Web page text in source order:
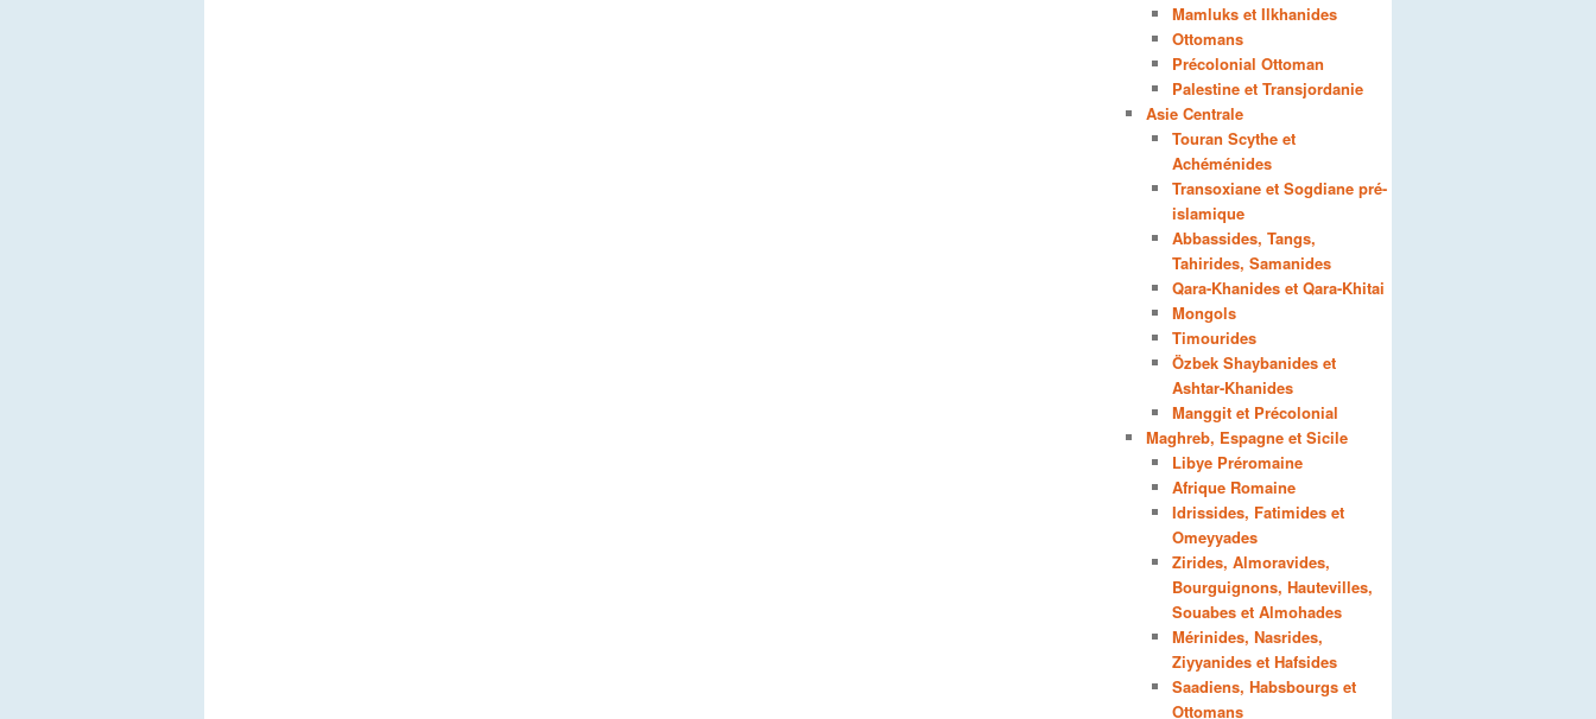
Mamluks et Ilkhanides
Ottomans
Précolonial Ottoman
Palestine et Transjordanie
Asie Centrale
Touran Scythe et
Achéménides
Transoxiane et Sogdiane pré-
islamique
Abbassides, Tangs,
Tahirides, Samanides
Qara-Khanides et Qara-Khitai
Mongols
Timourides
Özbek Shaybanides et
Ashtar-Khanides
Manggit et Précolonial
Maghreb, Espagne et Sicile
Libye Préromaine
Afrique Romaine
Idrissides, Fatimides et
Omeyyades
Zirides, Almoravides,
Bourguignons, Hautevilles,
Souabes et Almohades
Mérinides, Nasrides,
Ziyyanides et Hafsides
Saadiens, Habsbourgs et
Ottomans